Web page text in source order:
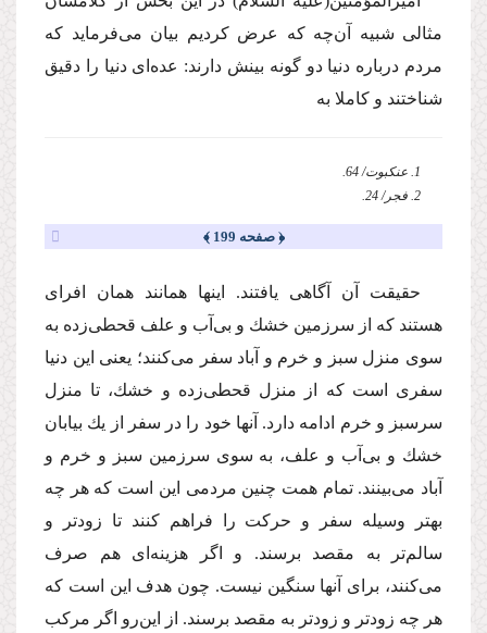
مثالى شبیه آن‌چه كه عرض كردیم بیان مى‌فرماید كه
مردم درباره دنیا دو گونه بینش دارند: عده‌اى دنیا را دقیق
شناختند و كاملا به
1. عنكبوت/ 64.
2. فجر/ 24.
﴿ صفحه 199 ﴾
حقیقت آن آگاهى یافتند. اینها همانند همان افراى
هستند كه از سرزمین خشك و بى‌آب و علف قحطى‌زده به
سوى منزل سبز و خرم و آباد سفر مى‌كنند؛ یعنى این دنیا
سفرى است كه از منزل قحطى‌زده و خشك، تا منزل
سرسبز و خرم ادامه دارد. آنها خود را در سفر از یك بیابان
خشك و بى‌آب و علف، به سوى سرزمین سبز و خرم و
آباد مى‌بینند. تمام همت چنین مردمى این است كه هر چه
بهتر وسیله سفر و حركت را فراهم كنند تا زودتر و
سالم‌تر به مقصد برسند. و اگر هزینه‌اى هم صرف
مى‌كنند، براى آنها سنگین نیست. چون هدف این است كه
هر چه زودتر و زودتر به مقصد برسند. از این‌رو اگر مركب